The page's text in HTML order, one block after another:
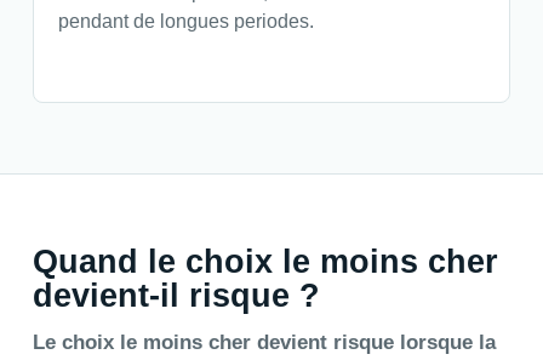
pendant de longues periodes.
Quand le choix le moins cher
devient-il risque ?
Le choix le moins cher devient risque lorsque la